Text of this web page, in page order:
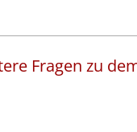
Fragen zu